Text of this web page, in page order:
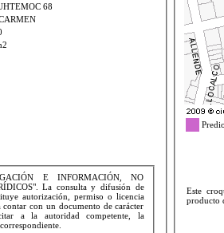
68
E INFORMACIÓN, NO
La consulta y difusión de
autorización, permiso o licencia
contar con un documento de carácter
a la autoridad competente, la
Este
producto